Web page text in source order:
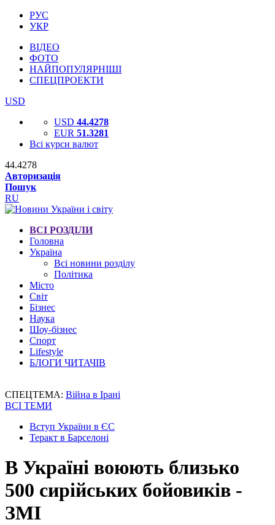
РУС
УКР
ВІДЕО
ФОТО
НАЙПОПУЛЯРНІШІ
СПЕЦПРОЕКТИ
USD
USD 44.4278
EUR 51.3281
Всі курси валют
44.4278
Авторизація
Пошук
RU
ВСІ РОЗДІЛИ
Головна
Україна
Всі новини розділу
Політика
Місто
Світ
Бізнес
Наука
Шоу-бізнес
Спорт
Lifestyle
БЛОГИ ЧИТАЧІВ
СПЕЦТЕМА: Війна в Ірані
ВСІ ТЕМИ
Вступ України в ЄС
Теракт в Барселоні
В Україні воюють близько
500 сирійських бойовиків -
ЗМІ